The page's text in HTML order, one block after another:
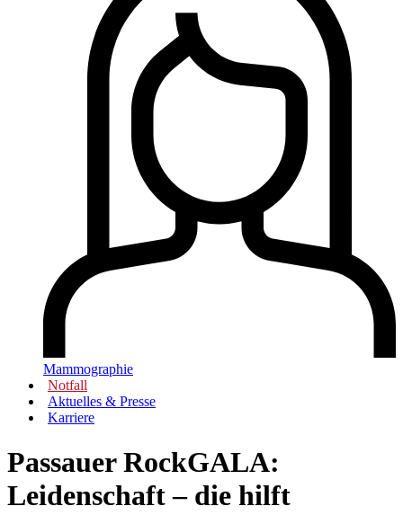
Mammographie
Notfall
Aktuelles & Presse
Karriere
Passauer RockGALA:
Leidenschaft – die hilft